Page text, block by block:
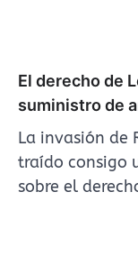
El derecho de
suministro de
La invasión de
traído consigo
sobre el